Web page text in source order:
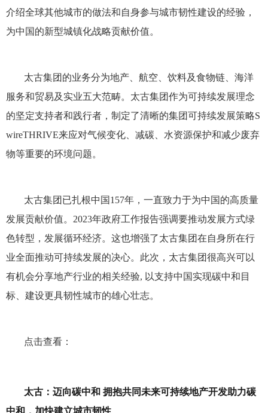
介绍全球其他城市的做法和自身参与城市韧性建设的经验，
为中国的新型城镇化战略贡献价值。
太古集团的业务分为地产、航空、饮料及食物链、海洋
服务和贸易及实业五大范畴。太古集团作为可持续发展理念
的坚定支持者和践行者，制定了清晰的集团可持续发展策略S
wireTHRIVE来应对气候变化、减碳、水资源保护和减少废弃
物等重要的环境问题。
太古集团已扎根中国157年，一直致力于为中国的高质量
发展贡献价值。2023年政府工作报告强调要推动发展方式绿
色转型，发展循环经济。这也增强了太古集团在自身所在行
业全面推动可持续发展的决心。此次，太古集团很高兴可以
有机会分享地产行业的相关经验, 以支持中国实现碳中和目
标、建设更具韧性城市的雄心壮志。
点击查看：
太古：迈向碳中和 拥抱共同未来可持续地产开发助力碳
中和，加快建立城市韧性